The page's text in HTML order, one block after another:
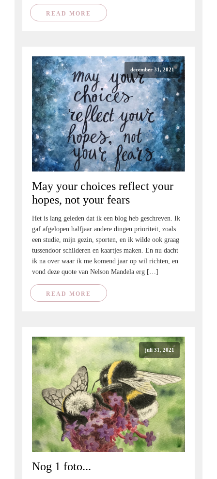
READ MORE
december 31, 2021
May your choices reflect your
hopes, not your fears
Het is lang geleden dat ik een blog heb geschreven. Ik
gaf afgelopen halfjaar andere dingen prioriteit, zoals
een studie, mijn gezin, sporten, en ik wilde ook graag
tussendoor schilderen en kaartjes maken. En nu dacht
ik na over waar ik me komend jaar op wil richten, en
vond deze quote van Nelson Mandela erg […]
READ MORE
juli 31, 2021
Nog 1 foto...